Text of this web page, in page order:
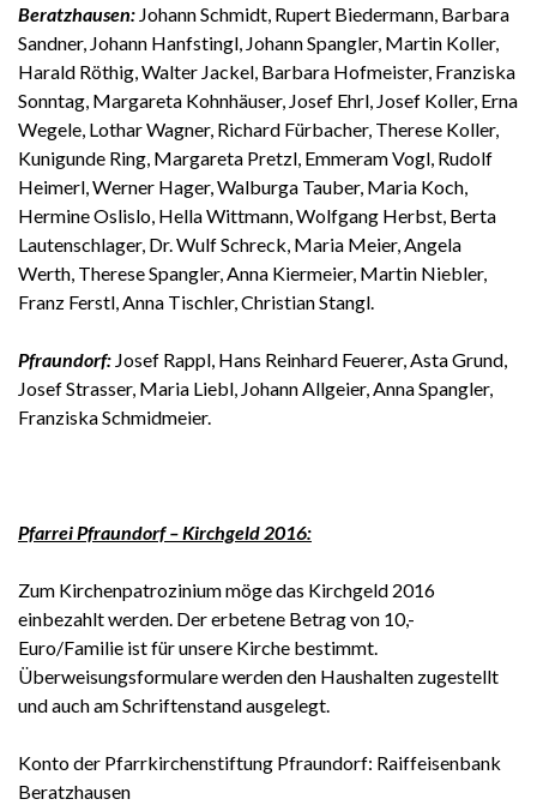
Beratzhausen: Johann Schmidt, Rupert Biedermann, Barbara
Sandner, Johann Hanfstingl, Johann Spangler, Martin Koller,
Harald Röthig, Walter Jackel, Barbara Hofmeister, Franziska
Sonntag, Margareta Kohnhäuser, Josef Ehrl, Josef Koller, Erna
Wegele, Lothar Wagner, Richard Fürbacher, Therese Koller,
Kunigunde Ring, Margareta Pretzl, Emmeram Vogl, Rudolf
Heimerl, Werner Hager, Walburga Tauber, Maria Koch,
Hermine Oslislo, Hella Wittmann, Wolfgang Herbst, Berta
Lautenschlager, Dr. Wulf Schreck, Maria Meier, Angela
Werth, Therese Spangler, Anna Kiermeier, Martin Niebler,
Franz Ferstl, Anna Tischler, Christian Stangl.
Pfraundorf: Josef Rappl, Hans Reinhard Feuerer, Asta Grund,
Josef Strasser, Maria Liebl, Johann Allgeier, Anna Spangler,
Franziska Schmidmeier.
Pfarrei Pfraundorf – Kirchgeld 2016:
Zum Kirchenpatrozinium möge das Kirchgeld 2016
einbezahlt werden. Der erbetene Betrag von 10,-
Euro/Familie ist für unsere Kirche bestimmt.
Überweisungsformulare werden den Haushalten zugestellt
und auch am Schriftenstand ausgelegt.
Konto der Pfarrkirchenstiftung Pfraundorf: Raiffeisenbank
Beratzhausen